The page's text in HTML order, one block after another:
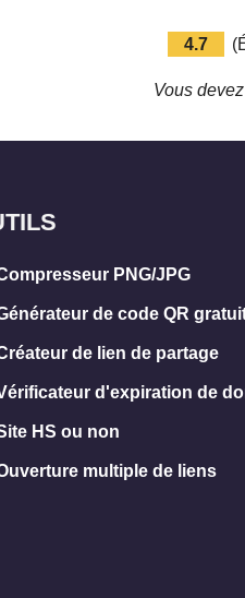
4.7 (
Vous
PNG/JPG
de code QR
de lien de partage
d'expiration de
HS ou non
multiple de liens